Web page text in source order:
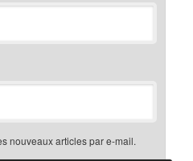
nouveaux articles par e-mail.